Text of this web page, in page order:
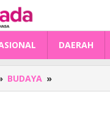
DAERAH
BUDAYA »
Sulbar